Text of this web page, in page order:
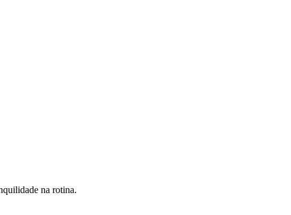
na rotina.